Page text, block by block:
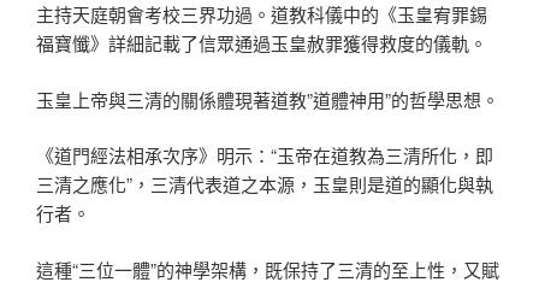
主持天庭朝會考校三界功過。道教科儀中的《玉皇宥罪錫
福寶懺》詳細記載了信眾通過玉皇赦罪獲得救度的儀軌。
玉皇上帝與三清的關係體現著道教”道體神用”的哲學思想。
《道門經法相承次序》明示：“玉帝在道教為三清所化，即
三清之應化”，三清代表道之本源，玉皇則是道的顯化與執
行者。
這種“三位一體”的神學架構，既保持了三清的至上性，又賦